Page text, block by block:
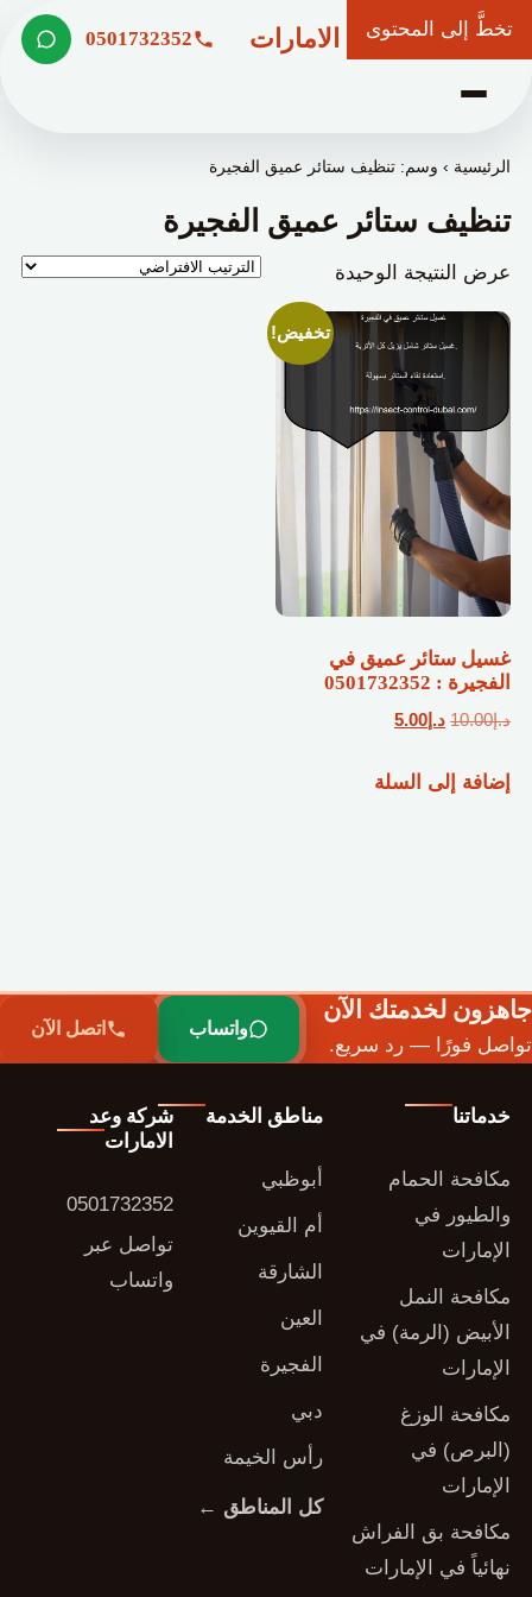
تخطَّ إلى المحتوى
شركة وعد الامارات 0501732352
الرئيسية ›وسم: تنظيف ستائر عميق الفجيرة
تنظيف ستائر عميق الفجيرة
عرض النتيجة الوحيدة
تخفيض!
غسيل ستائر عميق في
الفجيرة : 0501732352
د.إ10.00 السعر
هو:
د.إ5.00السعر
هو:
إضافة إلى السلة
جاهزون لخدمتك الآن
تواصل فورًا — رد سريع.
واتساب اتصل الآن
خدماتنا
مكافحة الحمام
والطيور في
الإمارات
مكافحة النمل
الأبيض (الرمة) في
الإمارات
مكافحة الوزغ
(البرص) في
الإمارات
مكافحة بق الفراش
نهائياً في الإمارات
مناطق الخدمة
أبوظبي
أم القيوين
الشارقة
العين
الفجيرة
دبي
رأس الخيمة
كل المناطق ←
شركة وعد
الامارات
0501732352
تواصل عبر
واتساب